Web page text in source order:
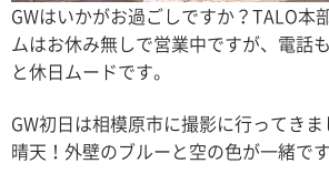
GWはいかがお過ごしですか？TALO本
ムはお休み無しで営業中ですが、電話
と休日ムードです。
GW初日は相模原市に撮影に行ってき
晴天！外壁のブルーと空の色が一緒です